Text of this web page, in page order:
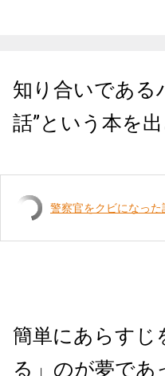
知り合いである
話”という本を出
警察官をクビになった
簡単にあらすじ
る」のが夢であ